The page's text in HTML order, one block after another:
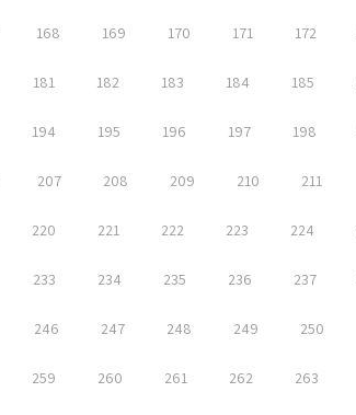
168 169 170 171 172
181 182 183 184 185
194 195 196 197 198
207 208 209 210 211
220 221 222 223 224
233 234 235 236 237
246 247 248 249 250
259 260 261 262 263